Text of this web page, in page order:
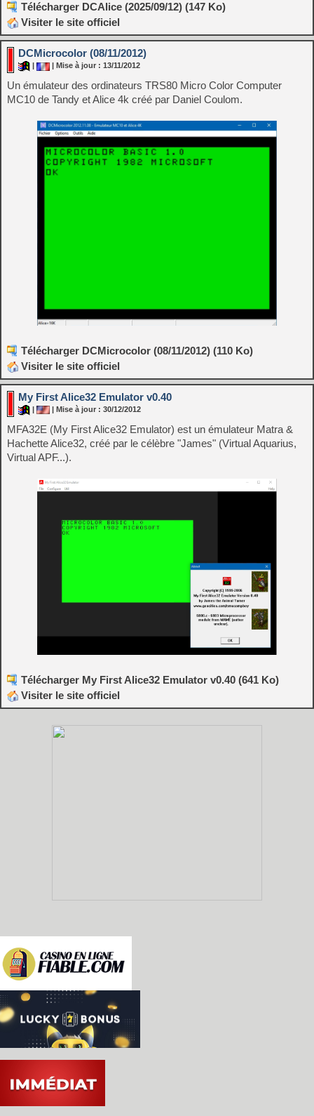
Télécharger DCAlice (2025/09/12) (147 Ko)
Visiter le site officiel
DCMicrocolor (08/11/2012)
| Mise à jour : 13/11/2012
Un émulateur des ordinateurs TRS80 Micro Color Computer
MC10 de Tandy et Alice 4k créé par Daniel Coulom.
Télécharger DCMicrocolor (08/11/2012) (110 Ko)
Visiter le site officiel
My First Alice32 Emulator v0.40
| | Mise à jour : 30/12/2012
MFA32E (My First Alice32 Emulator) est un émulateur Matra &
Hachette Alice32, créé par le célèbre "James" (Virtual Aquarius,
Virtual APF...).
Télécharger My First Alice32 Emulator v0.40 (641 Ko)
Visiter le site officiel